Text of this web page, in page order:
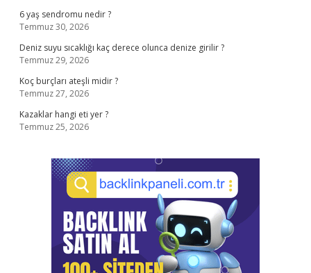
6 yaş sendromu nedir ?
Temmuz 30, 2026
Deniz suyu sıcaklığı kaç derece olunca denize girilir ?
Temmuz 29, 2026
Koç burçları ateşli midir ?
Temmuz 27, 2026
Kazaklar hangi eti yer ?
Temmuz 25, 2026